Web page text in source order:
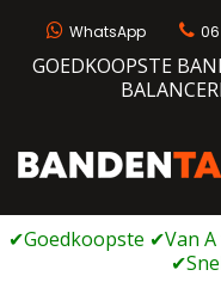
WhatsApp 06
GOEDKOOPSTE